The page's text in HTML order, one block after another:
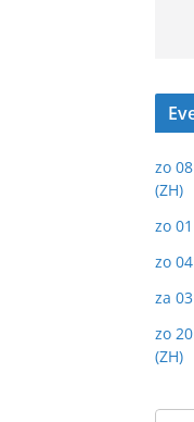
zo
(ZH)
zo
zo
za
zo
(ZH)